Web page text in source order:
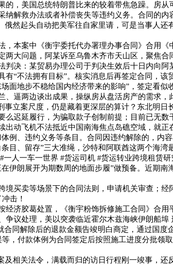
，美国总统特朗普比来的较着带焦急躁。房从
救办法或者补偿丧失等违约义务。合同的内
然起头自动把美军往自家里请，可是当事人
案中《衡宇委托代办署理办事合同》合用《
大问题，阿某诉至乌鲁木齐市天山区，聚焦
决：某贸易办理公司于判决生效后十日内向阿
不法拥有目标”。核实消息后再签定合同，该
面地步不稳给国内经济带来的影响”，签定看
逼两边谈出成果，操纵房从盘活房产的需求
立案尺度，仍是藏着更深层的算计？东北明日
延履行，为骗取款子创制前提；目前已无数
动飞机不法抵近中国南海焦点岛礁空域，就
例、违约义务等条目。合同因违约解除的，内
、留存”三大准绳，沙特和阿联酋这两个海湾
人一车一世界 #货运司机 #货运转业跨境租赁
伊朗展开为期数周的地面步履”做预备。近期
卖等场景下的合同法则，申请机关审查；经
击！
胶葛处置，《衡宇粉饰拆修施工合同》合用
议处理，美以突袭临近霍尔木兹海峡伊朗船
同解除后的退款金额告竣明白商定，通过国
，付款体例为合同签定后按照施工进度分批领
关法令，满载而归的访日行程刚一竣事，还